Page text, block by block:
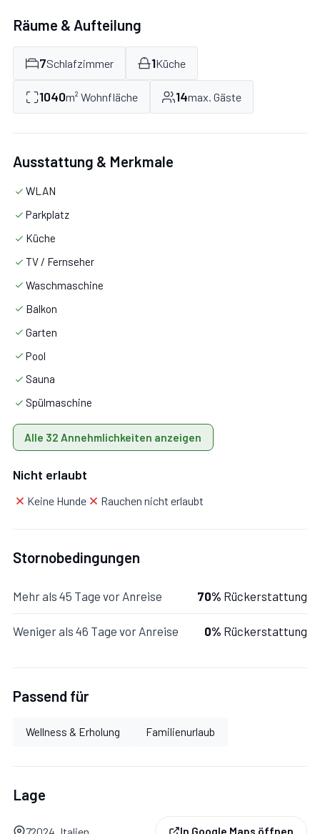
Räume & Aufteilung
7Schlafzimmer 1Küche
1040m² Wohnfläche 14max. Gäste
Ausstattung & Merkmale
WLAN
Parkplatz
Küche
TV / Fernseher
Waschmaschine
Balkon
Garten
Pool
Sauna
Spülmaschine
Alle 32 Annehmlichkeiten anzeigen
Nicht erlaubt
Keine Hunde Rauchen nicht erlaubt
Stornobedingungen
Mehr als 45 Tage vor Anreise 70% Rückerstattung
Weniger als 46 Tage vor Anreise 0% Rückerstattung
Passend für
Wellness & Erholung Familienurlaub
Lage
In Google Maps öffnen